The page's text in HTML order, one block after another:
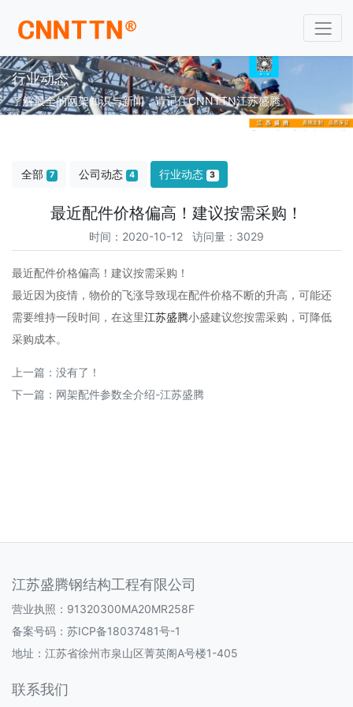
行业动态
了解最全的网架知识与新闻，请记住CNNTTN江苏盛腾
全部 7 公司动态 4 行业动态 3
最近配件价格偏高！建议按需采购！
时间：2020-10-12 访问量：3029
最近配件价格偏高！建议按需采购！
最近因为疫情，物价的飞涨导致现在配件价格不断的升高，可能还
需要维持一段时间，在这里江苏盛腾小盛建议您按需采购，可降低
采购成本。
上一篇：没有了！
下一篇： 网架配件参数全介绍-江苏盛腾
江苏盛腾钢结构工程有限公司
营业执照：91320300MA20MR258F
备案号码： 苏ICP备18037481号-1
地址：江苏省徐州市泉山区菁英阁A号楼1-405
联系我们